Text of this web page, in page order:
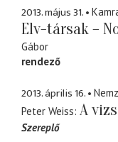
2013. május 31.
Elv-társak –
Gábor
rendező
2013. április 16.
Peter Weiss A
Szereplő